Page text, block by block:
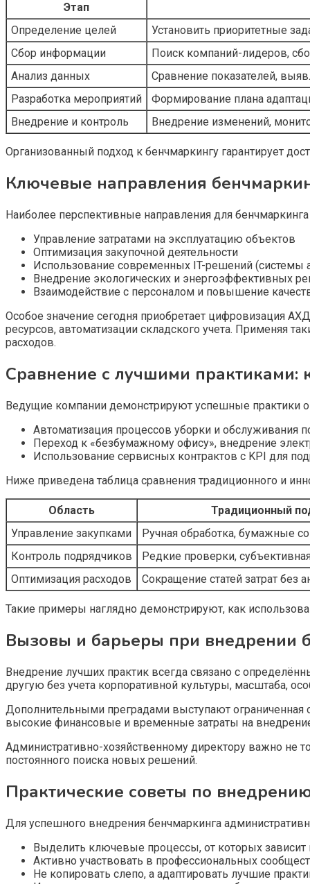
Этап
Определение целей
Установить приоритетные
Сбор информации
Поиск компаний-лидеров,
Анализ данных
Сравнение показателей,
Разработка мероприятий
Формирование плана
Внедрение и контроль
Внедрение изменений,
Организованный подход к бенчмаркингу гарантирует
Ключевые направления
Наиболее перспективные направления для
Управление затратами на эксплуатацию объектов
Оптимизация закупочной деятельности
Использование современных IT-решений (системы
Внедрение экологических и энергоэффективных
Взаимодействие с персоналом и повышение
Особое значение сегодня приобретает цифровизация
ресурсов, автоматизации складского учета. Применяя
расходов.
Сравнение с лучшими практиками:
Ведущие компании демонстрируют успешные практики
Автоматизация процессов уборки и
Переход к «безбумажному офису», внедрение
Использование сервисных контрактов с KPI для
Ниже приведена таблица сравнения традиционного и
Область
Традиционный
Управление закупками
Ручная обработка, бумажные
Контроль подрядчиков
Редкие проверки,
Оптимизация расходов
Сокращение статей затрат без
Такие примеры наглядно демонстрируют, как
Вызовы и барьеры при внедрении
Внедрение лучших практик всегда связано с
другую без учета корпоративной культуры, масштаба,
Дополнительными преградами выступают
высокие финансовые и временные затраты на
Административно-хозяйственному директору важно не
постоянного поиска новых решений.
Практические советы по
Для успешного внедрения бенчмаркинга
Выделить ключевые процессы, от которых
Активно участвовать в профессиональных
Не копировать слепо, а адаптировать лучшие